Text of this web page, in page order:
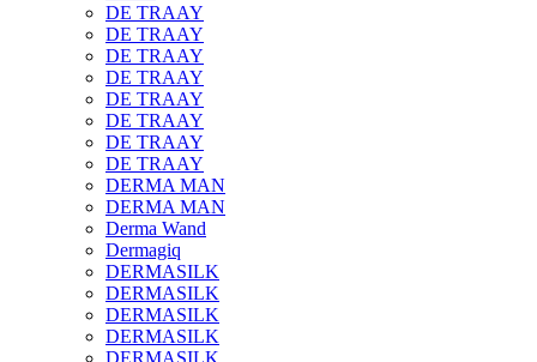
DE TRAAY
DE TRAAY
DE TRAAY
DE TRAAY
DE TRAAY
DE TRAAY
DE TRAAY
DE TRAAY
DERMA MAN
DERMA MAN
Derma Wand
Dermagiq
DERMASILK
DERMASILK
DERMASILK
DERMASILK
DERMASILK